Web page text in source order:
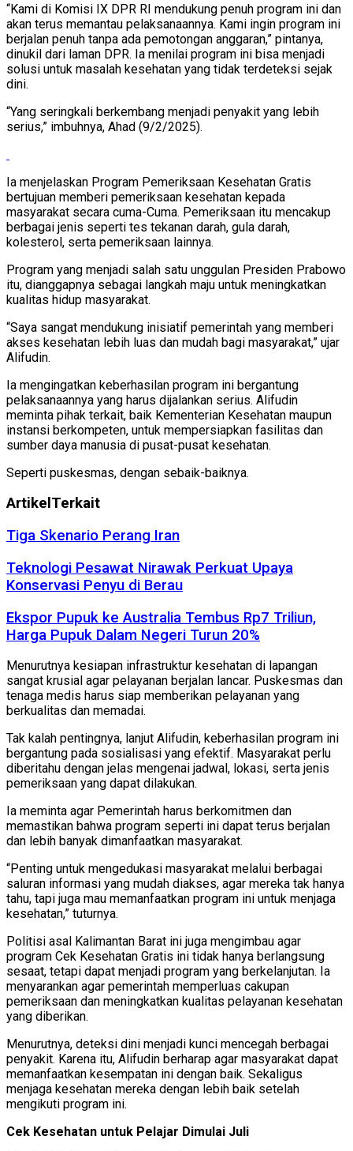
“Kami di Komisi IX DPR RI mendukung penuh program ini dan
akan terus memantau pelaksanaannya. Kami ingin program ini
berjalan penuh tanpa ada pemotongan anggaran,” pintanya,
dinukil dari laman DPR. Ia menilai program ini bisa menjadi
solusi untuk masalah kesehatan yang tidak terdeteksi sejak
dini.
“Yang seringkali berkembang menjadi penyakit yang lebih
serius,” imbuhnya, Ahad (9/2/2025).
Ia menjelaskan Program Pemeriksaan Kesehatan Gratis
bertujuan memberi pemeriksaan kesehatan kepada
masyarakat secara cuma-Cuma. Pemeriksaan itu mencakup
berbagai jenis seperti tes tekanan darah, gula darah,
kolesterol, serta pemeriksaan lainnya.
Program yang menjadi salah satu unggulan Presiden Prabowo
itu, dianggapnya sebagai langkah maju untuk meningkatkan
kualitas hidup masyarakat.
“Saya sangat mendukung inisiatif pemerintah yang memberi
akses kesehatan lebih luas dan mudah bagi masyarakat,” ujar
Alifudin.
Ia mengingatkan keberhasilan program ini bergantung
pelaksanaannya yang harus dijalankan serius. Alifudin
meminta pihak terkait, baik Kementerian Kesehatan maupun
instansi berkompeten, untuk mempersiapkan fasilitas dan
sumber daya manusia di pusat-pusat kesehatan.
Seperti puskesmas, dengan sebaik-baiknya.
Artikel Terkait
Tiga Skenario Perang Iran
Teknologi Pesawat Nirawak Perkuat Upaya
Konservasi Penyu di Berau
Ekspor Pupuk ke Australia Tembus Rp7 Triliun,
Harga Pupuk Dalam Negeri Turun 20%
Menurutnya kesiapan infrastruktur kesehatan di lapangan
sangat krusial agar pelayanan berjalan lancar. Puskesmas dan
tenaga medis harus siap memberikan pelayanan yang
berkualitas dan memadai.
Tak kalah pentingnya, lanjut Alifudin, keberhasilan program ini
bergantung pada sosialisasi yang efektif. Masyarakat perlu
diberitahu dengan jelas mengenai jadwal, lokasi, serta jenis
pemeriksaan yang dapat dilakukan.
Ia meminta agar Pemerintah harus berkomitmen dan
memastikan bahwa program seperti ini dapat terus berjalan
dan lebih banyak dimanfaatkan masyarakat.
“Penting untuk mengedukasi masyarakat melalui berbagai
saluran informasi yang mudah diakses, agar mereka tak hanya
tahu, tapi juga mau memanfaatkan program ini untuk menjaga
kesehatan,” tuturnya.
Politisi asal Kalimantan Barat ini juga mengimbau agar
program Cek Kesehatan Gratis ini tidak hanya berlangsung
sesaat, tetapi dapat menjadi program yang berkelanjutan. Ia
menyarankan agar pemerintah memperluas cakupan
pemeriksaan dan meningkatkan kualitas pelayanan kesehatan
yang diberikan.
Menurutnya, deteksi dini menjadi kunci mencegah berbagai
penyakit. Karena itu, Alifudin berharap agar masyarakat dapat
memanfaatkan kesempatan ini dengan baik. Sekaligus
menjaga kesehatan mereka dengan lebih baik setelah
mengikuti program ini.
Cek Kesehatan untuk Pelajar Dimulai Juli